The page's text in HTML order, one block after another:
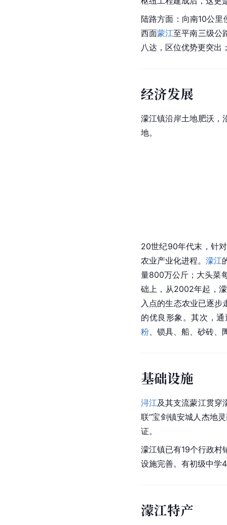
陆路方面：向南10公里
西面蒙江至平南三级公
八达，区位优势更突出
经济发展
濛江镇沿岸土地肥沃，
地。
20世纪90年代末，针
农业产业化进程。 濛江
量800万公斤；大头菜
础上，从2002年起，
入点的生态农业已逐步
的优良形象。其次，通
粉 、锁具、船、砂砖
基础设施
浔江及其支流蒙江贯穿
联“宝剑镇安城人杰地
证。
濛江镇已有19个行政村
设施完善。有初级中学
濛江特产